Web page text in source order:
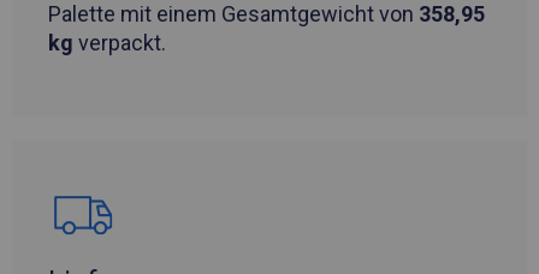
Palette mit einem Gesamtgewicht von 358,95
kg verpackt.